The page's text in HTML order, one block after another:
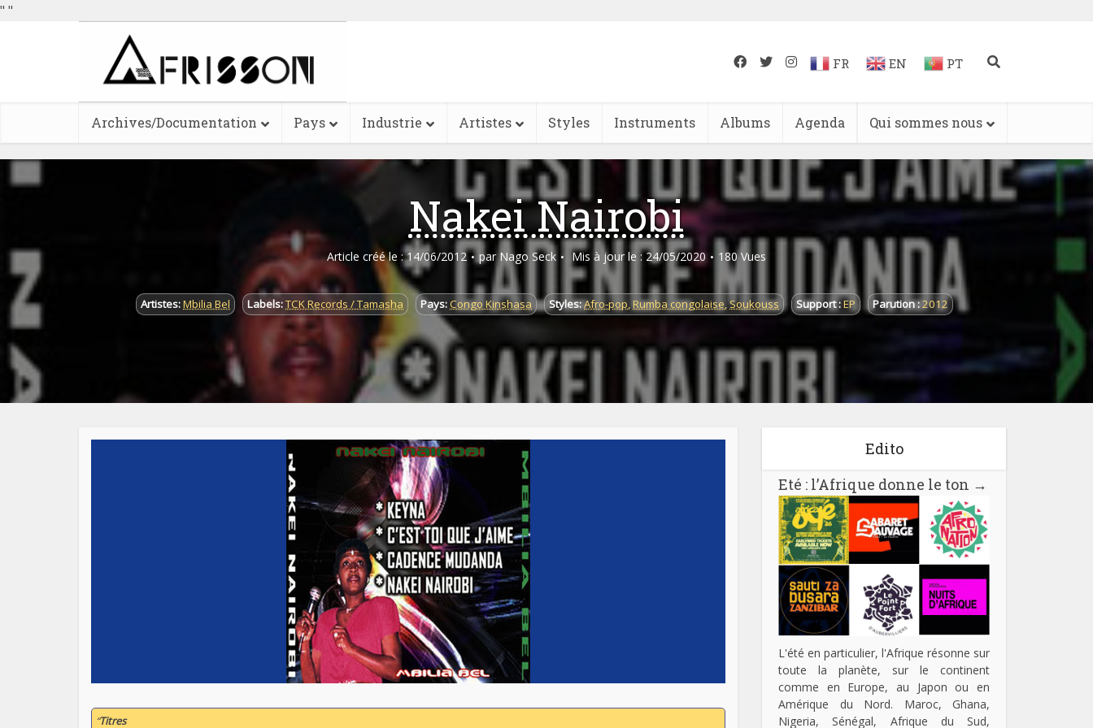
" "
FR EN PT
Archives/Documentation Pays Industrie Artistes Styles Instruments Albums Agenda Qui sommes nous
Nakei Nairobi
Article créé le : 14/06/2012 par Nago Seck Mis à jour le : 24/05/2020 180 Vues
Artistes:Mbilia Bel Labels:TCK Records / Tamasha Pays:Congo Kinshasa Styles:Afro-pop,Rumba congolaise,Soukouss Support :EP Parution :2012
“Titres
Edito
Eté : l’Afrique donne le ton →
L'été en particulier, l'Afrique résonne sur
toute la planète, sur le continent
comme en Europe, au Japon ou en
Amérique du Nord. Maroc, Ghana,
Nigeria, Sénégal, Afrique du Sud,